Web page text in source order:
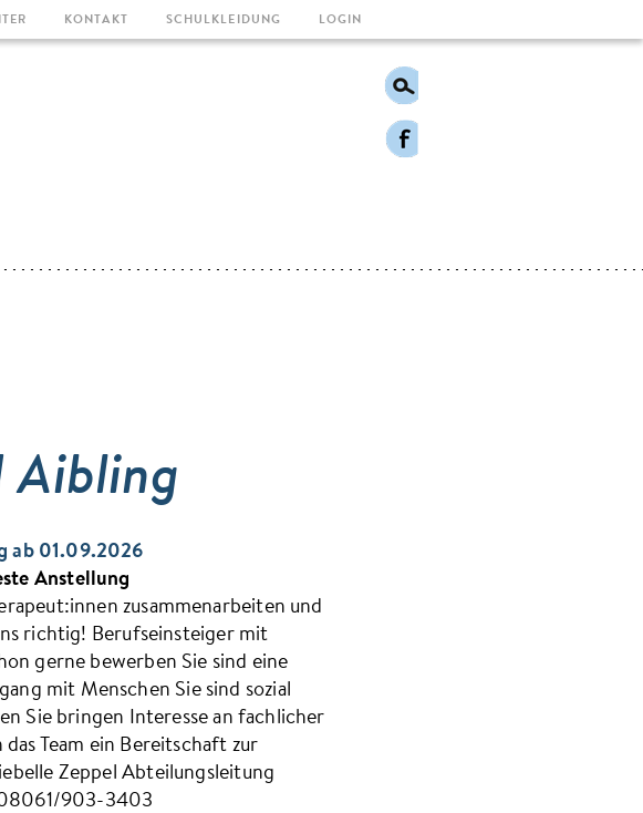
KONTAKT SCHULKLEIDUNG LOGIN
Aibling
ab 01.09.2026
Anstellung
zusammenarbeiten und
richtig! Berufseinsteiger mit
gerne bewerben Sie sind eine
mit Menschen Sie sind sozial
Sie bringen Interesse an fachlicher
Team ein Bereitschaft zur
Zeppel Abteilungsleitung
903-3403